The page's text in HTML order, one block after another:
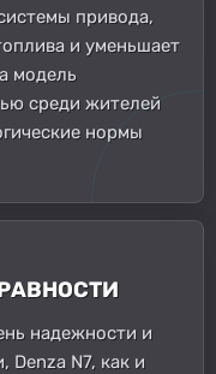
привода,
и уменьшает
модель
среди жителей
нормы
надежности и
Denza N7, как и